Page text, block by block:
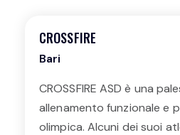
CROSSFIRE
Bari
CROSSFIRE ASD è una
allenamento funzionale e
olimpica. Alcuni dei suoi